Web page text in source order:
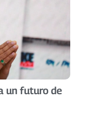
un futuro de